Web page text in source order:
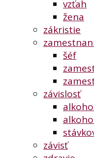
vzťah
žena
zákristie
šéf
závislosť
závisť